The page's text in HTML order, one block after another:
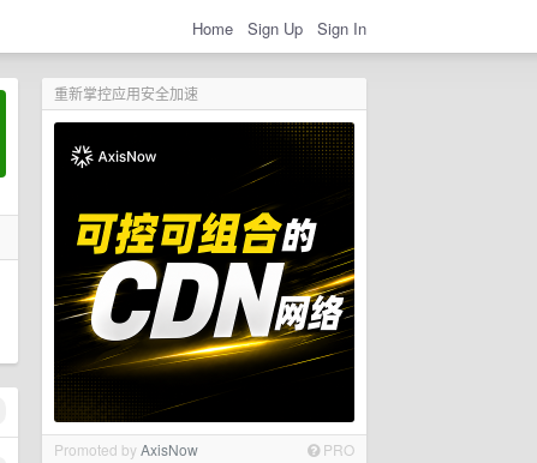
Home Sign Up Sign In
重新掌控应用安全加速
Promoted byAxisNow PRO